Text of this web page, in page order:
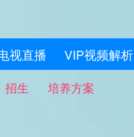
视直播 VIP视频解析
招生 培养方案